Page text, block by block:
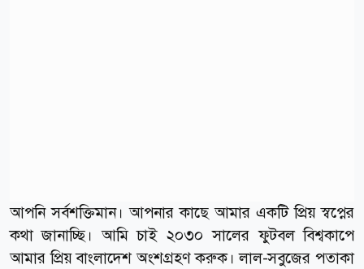
আপনি সর্বশক্তিমান। আপনার কাছে আমার একটি প্রিয় স্বপ্নের
কথা জানাচ্ছি। আমি চাই ২০৩০ সালের ফুটবল বিশ্বকাপে
আমার প্রিয় বাংলাদেশ অংশগ্রহণ করুক। লাল-সবুজের পতাকা